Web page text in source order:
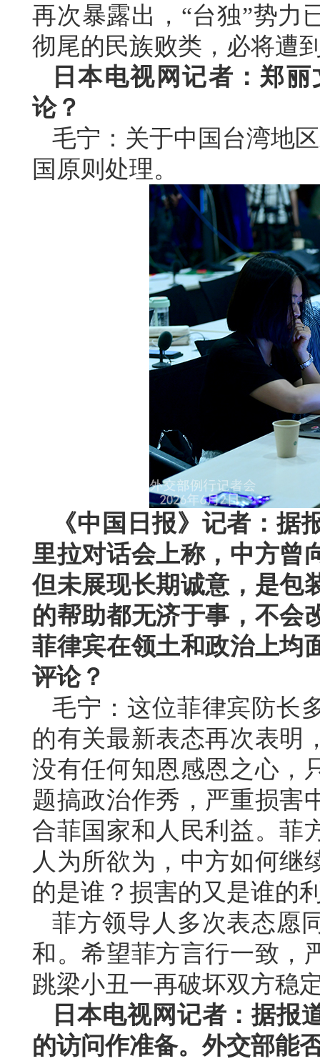
再次暴露出，“台独”势力
彻尾的民族败类，必将遭
日本电视网记者：郑
论？
毛宁：关于中国台湾地
国原则处理。
《中国日报》记者：据
里拉对话会上称，中方曾
但未展现长期诚意，是包
的帮助都无济于事，不会
菲律宾在领土和政治上均
评论？
毛宁：这位菲律宾防长
的有关最新表态再次表明
没有任何知恩感恩之心，
题搞政治作秀，严重损害
合菲国家和人民利益。菲
人为所欲为，中方如何继
的是谁？损害的又是谁的
菲方领导人多次表态愿
和。希望菲方言行一致，
跳梁小丑一再破坏双方稳
日本电视网记者：据报
的访问作准备。外交部能